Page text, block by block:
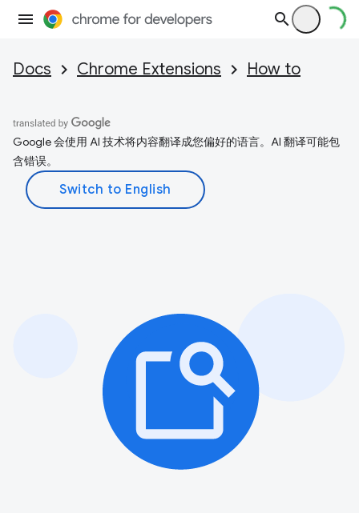
Docs Chrome Extensions How to
Google 会使用 AI 技术将内容翻译成您偏好的语言。AI 翻译可能包
含错误。